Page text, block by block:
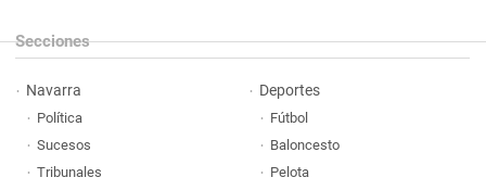
Secciones
Navarra
Política
Sucesos
Tribunales
Deportes
Fútbol
Baloncesto
Pelota